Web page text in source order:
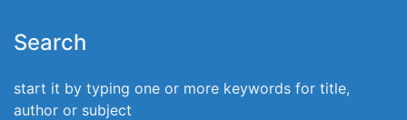
Search
start it by typing one or more keywords for title,
author or subject